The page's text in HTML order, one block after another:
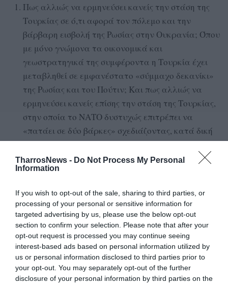
TharrosNews - Do Not Process My Personal
Information
If you wish to opt-out of the sale, sharing to third parties, or
processing of your personal or sensitive information for
targeted advertising by us, please use the below opt-out
section to confirm your selection. Please note that after your
opt-out request is processed you may continue seeing
interest-based ads based on personal information utilized by
us or personal information disclosed to third parties prior to
your opt-out. You may separately opt-out of the further
disclosure of your personal information by third parties on the
Πως αλλιώς να ερμηνεύσει κανείς την στάση της
Τουρκίας σε ό,τι αφορά τον πόλεμο και την
βάρβαρη εισβολή της Ρωσίας στην Ουκρανία; Όπου
με μόνο γνώμονα τα οικονομικά και
γεωστρατηγικά της συμφέροντα η Τουρκία έχει
μεταβληθεί σε εμφανέστατο «σύμμαχο δεκανίκι»
της Ρωσίας και του Πούτιν; Και πως αλλιώς να
ερμηνεύσει κανείς επίσης την στάση της Τουρκίας,
στην οποία το ΝΑΤΟ δυστυχώς επιτρέπει να
«πατάει σε δύο βάρκες» σχεδιάζοντας, κατά δική
της ομολογία, να ενταχθεί στους BRICS; Για ποιο
άλλο κράτος-μέλος του το ΝΑΤΟ θ’ ανεχόταν
τέτοια αδιανόητη στάση;
Μπροστά σε αυτή την εναντίον τους εξαιρετικά
επικίνδυνη πρόκληση Ελλάδα και Κύπρος, υπό
όρους αρραγούς ενότητας, οφείλουν να
προειδοποιήσουν εμπράκτως την Διεθνή
Κοινότητα και την Ευρωπαϊκή Ένωση ότι δεν
πρόκειται, από την πλευρά τους, ν’ ανεχθούν
περαιτέρω τις απειλές της Τουρκίας καθώς και την